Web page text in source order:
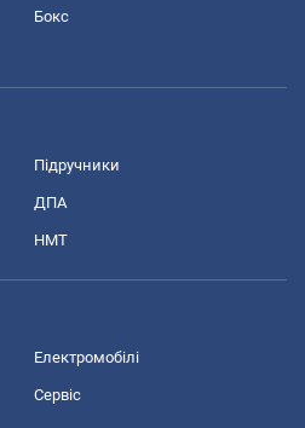
Бокс
Підручники
ДПА
НМТ
Електромобілі
Сервіс